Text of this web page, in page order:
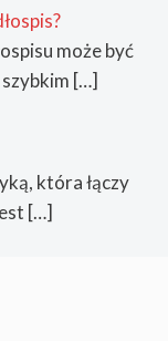
może być
[…]
która łączy
[…]